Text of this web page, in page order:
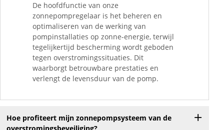
De hoofdfunctie van onze
zonnepompregelaar is het beheren en
optimaliseren van de werking van
pompinstallaties op zonne-energie, terwijl
tegelijkertijd bescherming wordt geboden
tegen overstromingssituaties. Dit
waarborgt betrouwbare prestaties en
verlengt de levensduur van de pomp.
Hoe profiteert mijn zonnepompsysteem van de
overstromingsbeveiliging?